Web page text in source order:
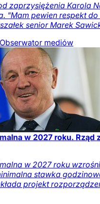
zaprzysiężenia Karola
"Mam pewien respekt
senior Marek
Obserwator mediów
w 2027 roku. Rząd
w 2027 roku
stawka
projekt